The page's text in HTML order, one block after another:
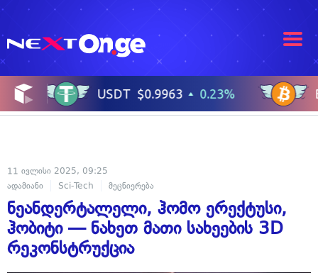
11 ივლისი 2025, 09:25
ადამიანი
Sci-Tech მეცნიერება
ნეანდერტალელი, ჰომო ერექტუსი,
ჰობიტი — ნახეთ მათი სახეების 3D
რეკონსტრუქცია